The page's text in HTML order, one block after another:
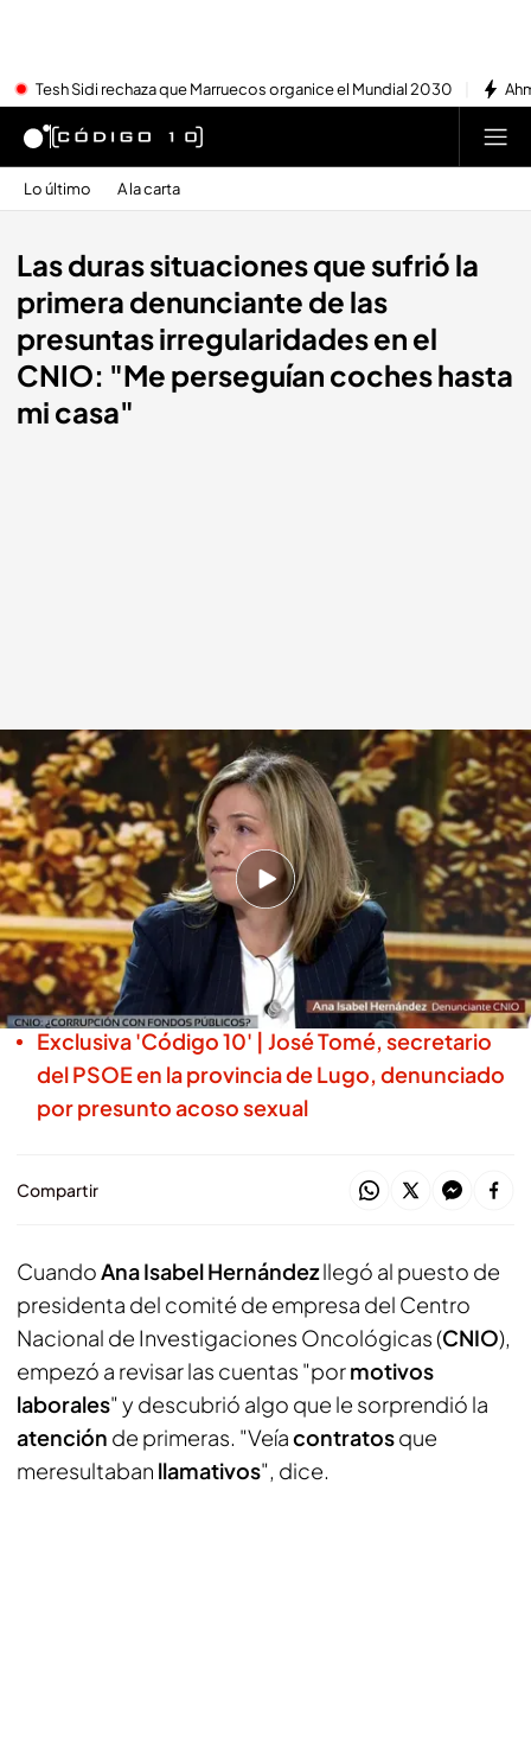
Tesh Sidi rechaza que Marruecos organice el Mundial 2030
Lo último A la carta
Las duras situaciones que sufrió la
primera denunciante de las
presuntas irregularidades en el
CNIO: "Me perseguían coches hasta
mi casa"
Ana Isabel Hernández cuenta cómo descubrió las presuntas
irregularidades en el CNIO.cuatro.es
Miguel Salazar
Madrid, 10 DIC 2025 - 02:44h.
Ana Isabel Hernández relata cómo descubrió la
trama que ahora investiga Fiscalía
Anticorrupción: "Veía contratos llamativos"
Exclusiva 'Código 10' | José Tomé, secretario
del PSOE en la provincia de Lugo, denunciado
por presunto acoso sexual
Compartir
CuandoAna Isabel Hernándezllegó al puesto de
presidenta del comité de empresa del Centro
Nacional de Investigaciones Oncológicas (CNIO),
empezó a revisar las cuentas "pormotivos
laborales" y descubrió algo que le sorprendió la
atención de primeras. "Veíacontratosque
meresultaban llamativos", dice.